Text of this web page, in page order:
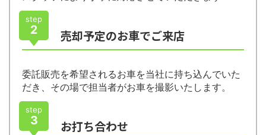
step
2 売却予定のお車でご来店
委託販売を希望されるお車を当社に持ち込んでいた
だき、その場で担当者がお車を撮影いたします。
step
3 お打ち合わせ